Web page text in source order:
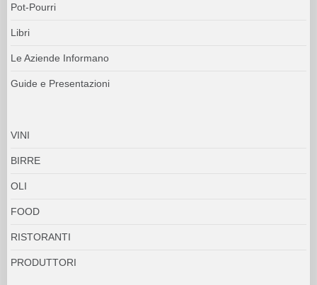
Pot-Pourri
Libri
Le Aziende Informano
Guide e Presentazioni
VINI
BIRRE
OLI
FOOD
RISTORANTI
PRODUTTORI